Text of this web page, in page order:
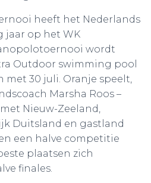
heeft het Nederlands
jaar op het WK
wordt
Outdoor swimming pool
met 30 juli. Oranje speelt,
Marsha Roos –
Nieuw-Zeeland,
Duitsland en gastland
een halve competitie
plaatsen zich
finales.